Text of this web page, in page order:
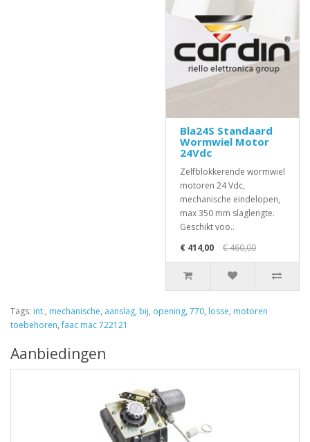
Bla24S Standaard
Wormwiel Motor
24Vdc
Zelfblokkerende wormwiel
motoren 24 Vdc,
mechanische eindelopen,
max 350 mm slaglengte.
Geschikt voo..
€ 414,00
€ 460,00
Tags: int., mechanische, aanslag, bij, opening, 770, losse, motoren
toebehoren,faac mac 722121
Aanbiedingen